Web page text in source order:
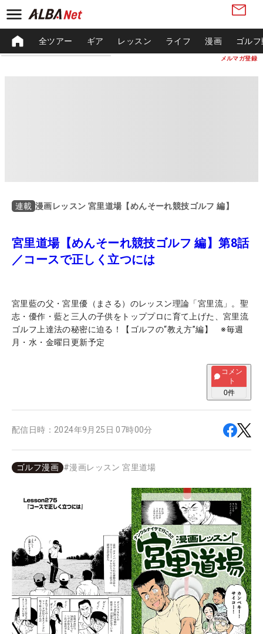
メルマガ登録
全ツアー ギア レッスン ライフ 漫画 ゴル
連載 漫画レッスン 宮里道場【めんそーれ競技ゴルフ 編】
宮里道場【めんそーれ競技ゴルフ 編】第8話
／コースで正しく立つには
宮里藍の父・宮里優（まさる）のレッスン理論「宮里流」。聖
志・優作・藍と三人の子供をトッププロに育て上げた、宮里流
ゴルフ上達法の秘密に迫る！【ゴルフの“教え方”編】 ※毎週
月・水・金曜日更新予定
コメン
ト
0件
配信日時： 2024年9月25日 07時00分
ゴルフ漫画 #漫画レッスン 宮里道場